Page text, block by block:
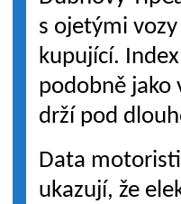
s ojetými
kupující.
podobně jako
drží pod
Data
ukazují, že